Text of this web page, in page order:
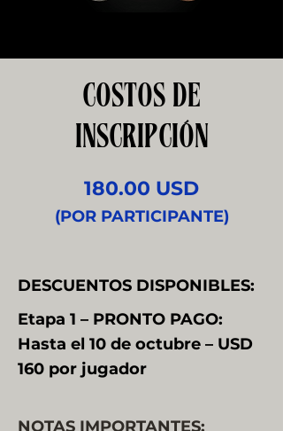
COSTOS DE
INSCRIPCIÓN
180.00 USD
(POR PARTICIPANTE)
DESCUENTOS DISPONIBLES:
Etapa 1 – PRONTO PAGO:
Hasta el 10 de octubre – USD
160 por jugador
NOTAS IMPORTANTES: